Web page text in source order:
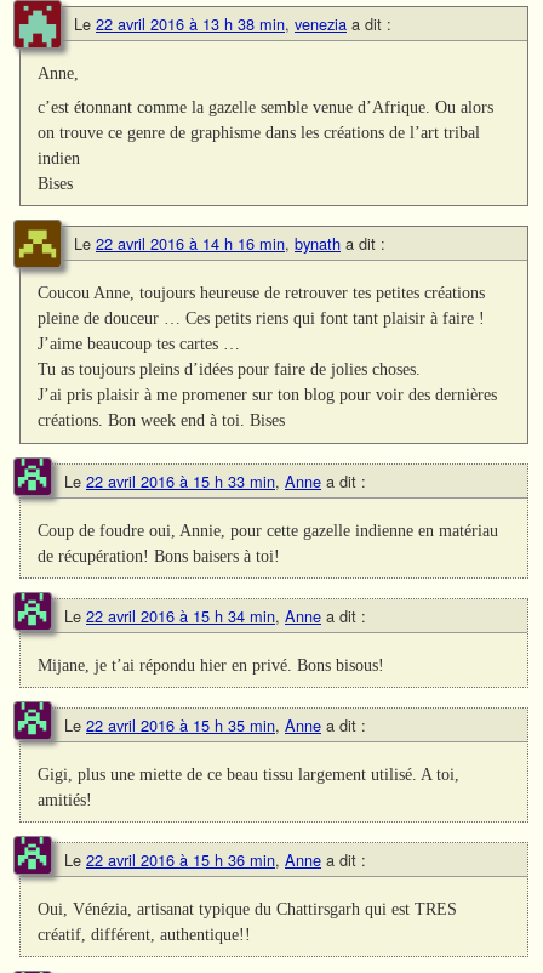
Le 22 avril 2016 à 13 h 38 min, venezia a dit :
Anne,
c’est étonnant comme la gazelle semble venue d’Afrique. Ou alors
on trouve ce genre de graphisme dans les créations de l’art tribal
indien
Bises
Le 22 avril 2016 à 14 h 16 min, bynath a dit :
Coucou Anne, toujours heureuse de retrouver tes petites créations
pleine de douceur … Ces petits riens qui font tant plaisir à faire !
J’aime beaucoup tes cartes …
Tu as toujours pleins d’idées pour faire de jolies choses.
J’ai pris plaisir à me promener sur ton blog pour voir des dernières
créations. Bon week end à toi. Bises
Le 22 avril 2016 à 15 h 33 min, Anne a dit :
Coup de foudre oui, Annie, pour cette gazelle indienne en matériau
de récupération! Bons baisers à toi!
Le 22 avril 2016 à 15 h 34 min, Anne a dit :
Mijane, je t’ai répondu hier en privé. Bons bisous!
Le 22 avril 2016 à 15 h 35 min, Anne a dit :
Gigi, plus une miette de ce beau tissu largement utilisé. A toi,
amitiés!
Le 22 avril 2016 à 15 h 36 min, Anne a dit :
Oui, Vénézia, artisanat typique du Chattirsgarh qui est TRES
créatif, différent, authentique!!